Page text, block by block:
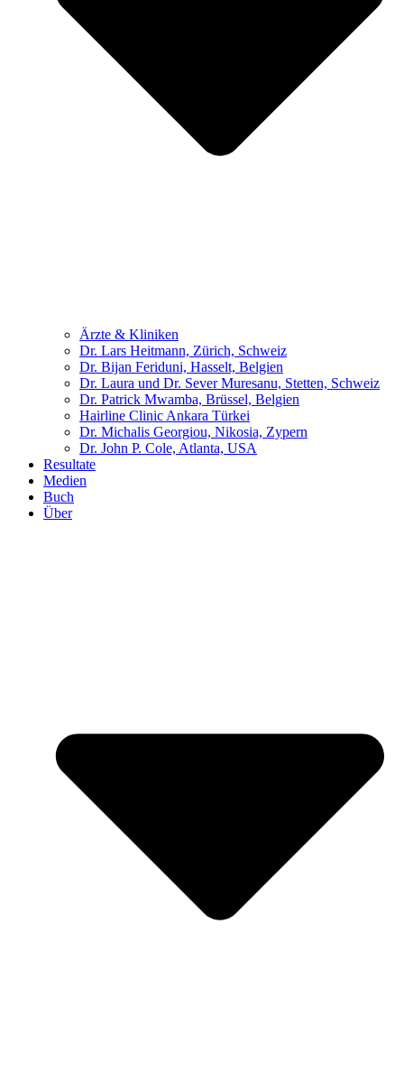
Ärzte & Kliniken
Dr. Lars Heitmann, Zürich, Schweiz
Dr. Bijan Feriduni, Hasselt, Belgien
Dr. Laura und Dr. Sever Muresanu, Stetten, Schweiz
Dr. Patrick Mwamba, Brüssel, Belgien
Hairline Clinic Ankara Türkei
Dr. Michalis Georgiou, Nikosia, Zypern
Dr. John P. Cole, Atlanta, USA
Resultate
Medien
Buch
Über